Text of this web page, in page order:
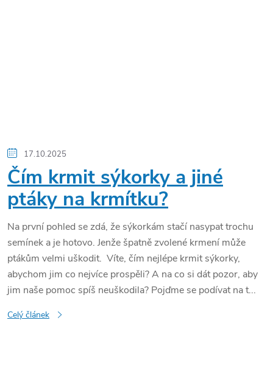
17.10.2025
Čím krmit sýkorky a jiné
ptáky na krmítku?
Na první pohled se zdá, že sýkorkám stačí nasypat trochu
semínek a je hotovo. Jenže špatně zvolené krmení může
ptákům velmi uškodit. Víte, čím nejlépe krmit sýkorky,
abychom jim co nejvíce prospěli? A na co si dát pozor, aby
jim naše pomoc spíš neuškodila? Pojďme se podívat na t...
Celý článek